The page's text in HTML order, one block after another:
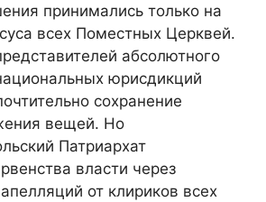
принимались только на
всех Поместных Церквей.
абсолютного
юрисдикций
сохранение
вещей. Но
Патриархат
власти через
от клириков всех